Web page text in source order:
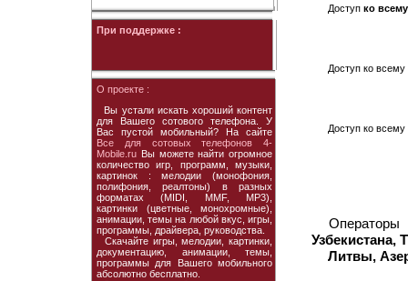
При поддержке :
О проекте :
Вы устали искать хороший контент
для Вашего сотового телефона. У
Вас пустой мобильный? На сайте
Все для сотовых телефонов 4-
Mobile.ru Вы можете найти огромное
количество игр, программ, музыки,
картинок : мелодии (монофония,
полифония, реалтоны) в разных
форматах (MIDI, MMF, MP3),
картинки (цветные, монохромные),
анимации, темы на любой вкус, игры,
программы, драйвера, руководства.
Скачайте игры, мелодии, картинки,
документацию, анимации, темы,
программы для Вашего мобильного
абсолютно бесплатно.
Доступ ко
Доступ ко всему
Доступ ко
Операторы
Узбекистана,
Литвы,